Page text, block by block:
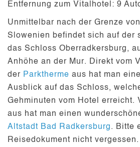
Entfernung zum Vitalhotel: 9
Unmittelbar nach der Grenze
Slowenien befindet sich auf der
das Schloss Oberradkersburg,
Anhöhe an der Mur. Direkt vom
der Parktherme aus hat man
Ausblick auf das Schloss,
Gehminuten vom Hotel erreicht.
aus hat man einen
Altstadt Bad Radkersburg. Bitte
Reisedokument nicht vergessen.